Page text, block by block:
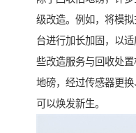
级改造。例如，将模
台进行加长加固，以
些改造服务与回收处
地磅，经过传感器更
可以焕发新生。